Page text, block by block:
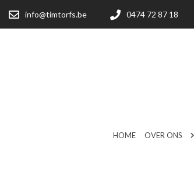
info@timtorfs.be 0474 72 87 18
HOME OVER ONS